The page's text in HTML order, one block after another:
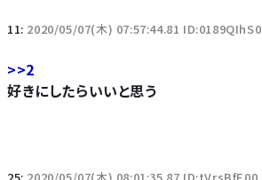
11: 2020/05/07(木) 07:57:44.81 ID:0189QIhS0
>>2
好きにしたらいいと思う